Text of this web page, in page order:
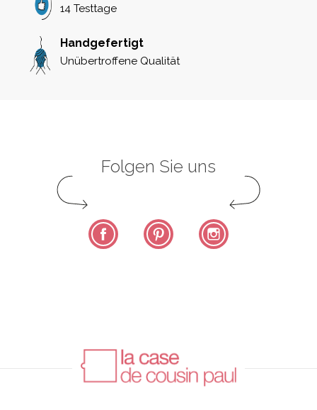
14 Testtage
Handgefertigt
Unübertroffene Qualität
Folgen Sie uns
Facebook Pinterest